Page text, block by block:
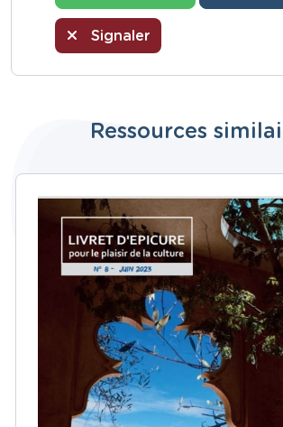
Signaler
Ressources